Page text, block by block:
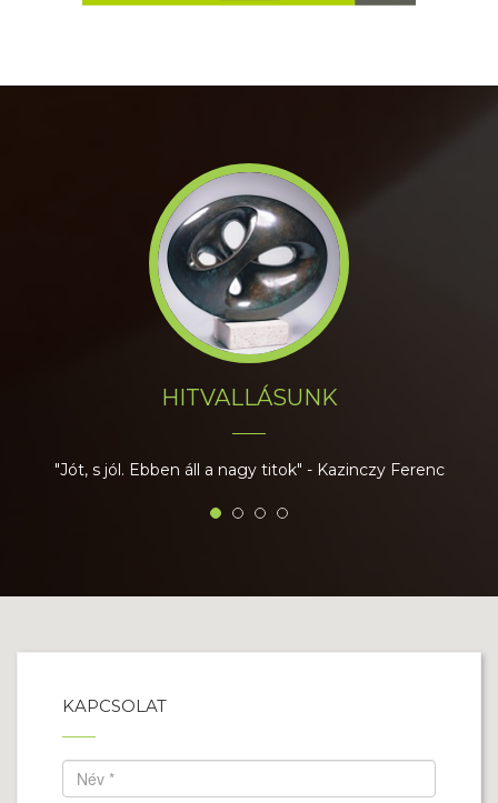
HITVALLÁSUNK
"Jót, s jól. Ebben áll a nagy titok" - Kazinczy Ferenc
"Az EcoMotive egy jó csapat, a termékei kiválóak. A
KAPCSOLAT